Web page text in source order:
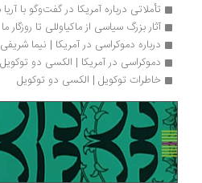
تأملاتی درباره آمریکا در گفت‌وگو با
آثار بزرگ سیاسی از ماکیاوللی تا روزگار ما
درباره دموکراسی در آمریکا | نیما شریفی
دموکراسی در آمریکا | الکسی دو توکویل
خاطرات توکویل | الکسی دو توکویل